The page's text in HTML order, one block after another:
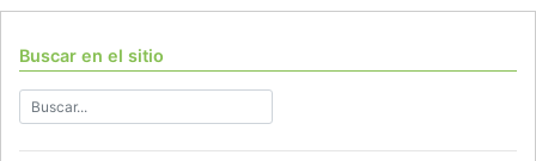
Buscar en el sitio